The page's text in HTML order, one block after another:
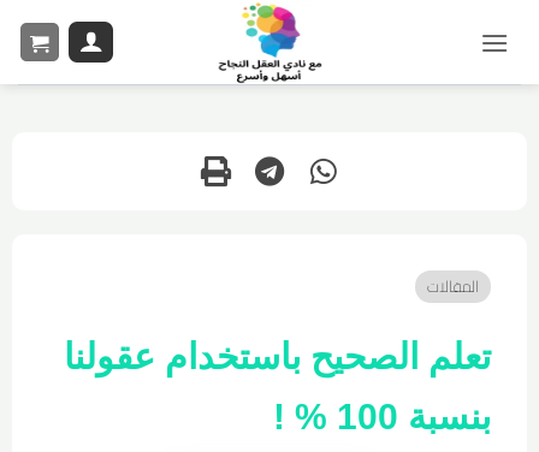
المقالات
تعلم الصحيح باستخدام عقولنا
بنسبة 100 % !